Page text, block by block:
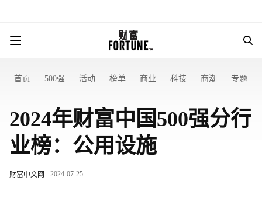
首页 500强 活动 榜单 商业 科技 商潮 专题
2024年财富中国500强分行
业榜：公用设施
财富中文网 2024-07-25